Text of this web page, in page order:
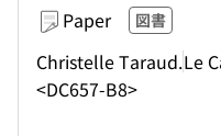
Paper 図書
Christelle Taraud.Le
<DC657-B8>